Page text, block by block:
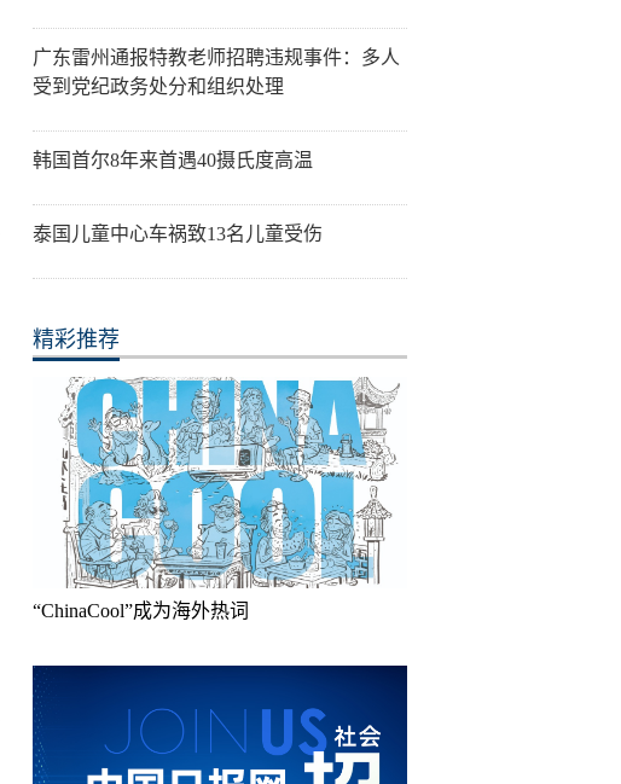
广东雷州通报特教老师招聘违规事件：多人
受到党纪政务处分和组织处理
韩国首尔8年来首遇40摄氏度高温
泰国儿童中心车祸致13名儿童受伤
精彩推荐
“ChinaCool”成为海外热词